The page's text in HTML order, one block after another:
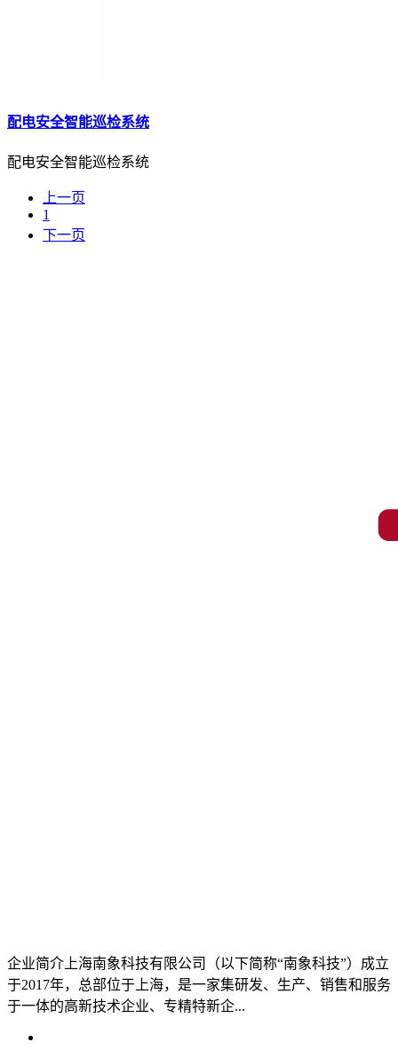
配电安全智能巡检系统
配电安全智能巡检系统
上一页
1
下一页
企业简介上海南象科技有限公司（以下简称“南象科技”）成立
于2017年，总部位于上海，是一家集研发、生产、销售和服务
于一体的高新技术企业、专精特新企...